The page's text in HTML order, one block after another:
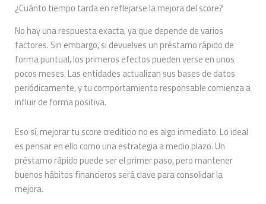
¿Cuánto tiempo tarda en reflejarse la mejora del score?
No hay una respuesta exacta, ya que depende de varios
factores. Sin embargo, si devuelves un préstamo rápido de
forma puntual, los primeros efectos pueden verse en unos
pocos meses. Las entidades actualizan sus bases de datos
periódicamente, y tu comportamiento responsable comienza a
influir de forma positiva.
Eso sí, mejorar tu score crediticio no es algo inmediato. Lo ideal
es pensar en ello como una estrategia a medio plazo. Un
préstamo rápido puede ser el primer paso, pero mantener
buenos hábitos financieros será clave para consolidar la
mejora.